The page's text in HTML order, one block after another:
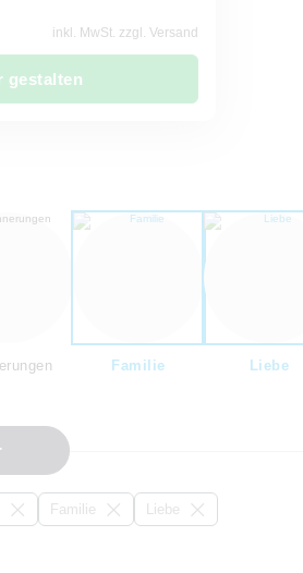
inkl. MwSt. zzgl. Versand
gestalten
Familie Liebe
Familie Liebe